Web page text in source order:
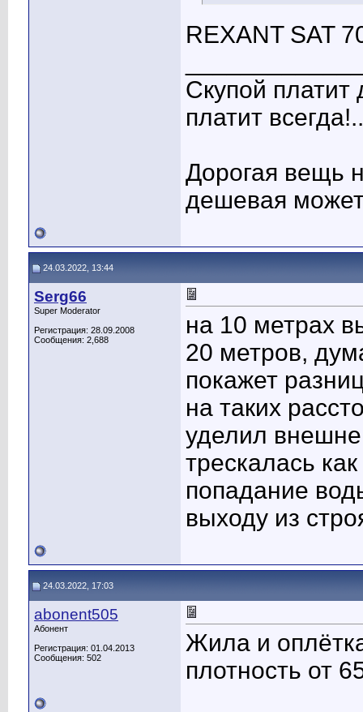
REXANT SAT
Скупой
платит
Дорогая вещь
дешевая
24.03.2022, 13:44
Serg66
Super Moderator
Регистрация: 28.09.2008
Сообщения: 2,688
на 10 метрах
20 метров,
покажет
на таких
уделил
трескалась
попадание
выходу из
24.03.2022, 17:03
abonent505
Абонент
Регистрация: 01.04.2013
Сообщения: 502
Жила и
плотность от